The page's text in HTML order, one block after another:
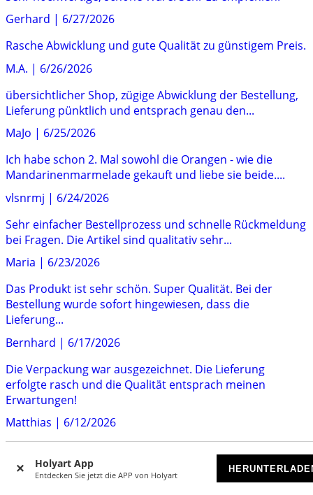
Holyart App
Entdecken Sie jetzt die APP von Holyart
Gerhard | 6/27/2026
Rasche Abwicklung und gute Qualität zu günstigem Preis.
M.A. | 6/26/2026
übersichtlicher Shop, zügige Abwicklung der Bestellung,
Lieferung pünktlich und entsprach genau den...
MaJo | 6/25/2026
Ich habe schon 2. Mal sowohl die Orangen - wie die
Mandarinenmarmelade gekauft und liebe sie beide....
vlsnrmj | 6/24/2026
Sehr einfacher Bestellprozess und schnelle Rückmeldung
bei Fragen. Die Artikel sind qualitativ sehr...
Maria | 6/23/2026
Das Produkt ist sehr schön. Super Qualität. Bei der
Bestellung wurde sofort hingewiesen, dass die
Lieferung...
Bernhard | 6/17/2026
Die Verpackung war ausgezeichnet. Die Lieferung
erfolgte rasch und die Qualität entsprach meinen
Erwartungen!
Matthias | 6/12/2026
Myrta|6/1/2026